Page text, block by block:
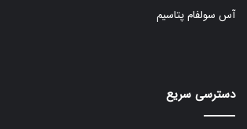
آس سولفام پتاسیم
دسترسی سریع